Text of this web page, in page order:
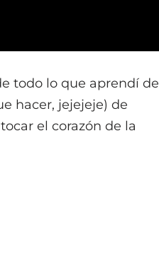
todo lo que aprendí de
hacer, jejejeje) de
el corazón de la